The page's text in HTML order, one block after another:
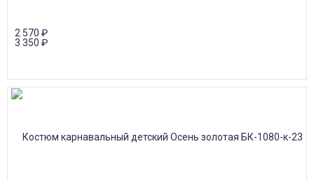
2 570 ₽
3 350 ₽